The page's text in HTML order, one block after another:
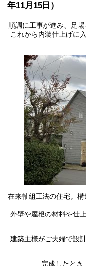
年11月15日）
順調に工事が進み、足
これから内装仕上げに
在来軸組工法の住宅。
外壁や屋根の材料や仕
建築主様がご夫婦で設
完成したとき